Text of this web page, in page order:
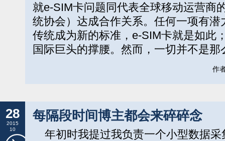
就e-SIM卡问题同代表全球移动运营商
统协会）达成合作关系。任何一项有
传统成为新的标准，e-SIM卡就是如此
国际巨头的撑腰。然而，一切并不是
作
28
2015
10
每隔段时间博主都会来碎碎念
年初时我提过我负责一个小型数据采